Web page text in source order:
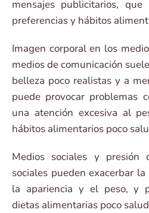
mensajes publicitarios,
preferencias y hábitos
Imagen corporal en los
medios de comunicación
belleza poco realistas y a
puede provocar problemas
una atención excesiva al
hábitos alimentarios poco
Medios sociales y presión
sociales pueden exacerbar
la apariencia y el peso, y
dietas alimentarias poco